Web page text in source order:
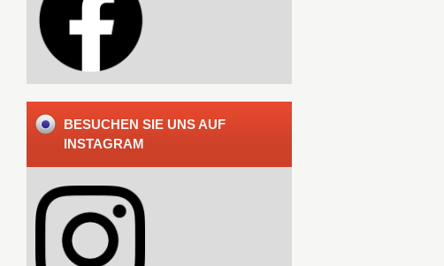
BESUCHEN SIE UNS AUF
INSTAGRAM